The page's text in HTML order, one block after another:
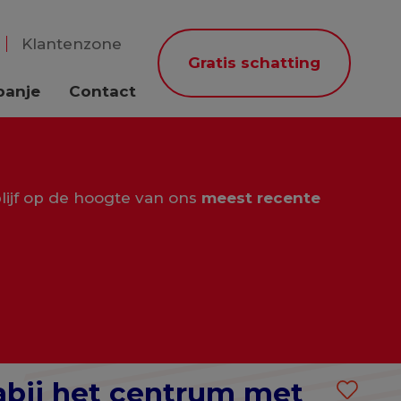
Klantenzone
Contact
Gratis schatting
op de hoogte van ons meest recente
het centrum met